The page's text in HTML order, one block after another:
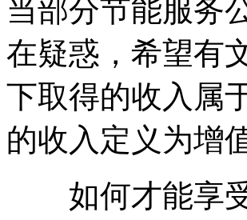
当部分节能服务
在疑惑，希望有
下取得的收入属
的收入定义为增
如何才能享受